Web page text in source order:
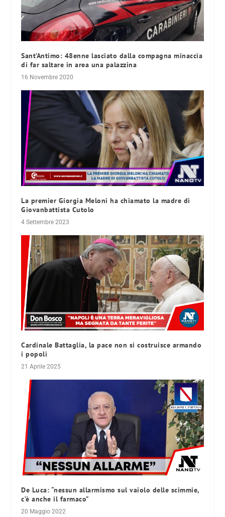
Sant’Antimo: 48enne lasciato dalla compagna minaccia
di far saltare in area una palazzina
16 Novembre 2020
La premier Giorgia Meloni ha chiamato la madre di
Giovanbattista Cutolo
4 Settembre 2023
Cardinale Battaglia, la pace non si costruisce armando
i popoli
21 Aprile 2025
De Luca: “nessun allarmismo sul vaiolo delle scimmie,
c’è anche il farmaco”
20 Maggio 2022